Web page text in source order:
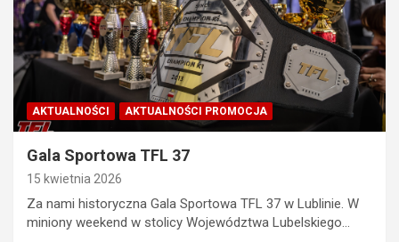
AKTUALNOŚCI AKTUALNOŚCI PROMOCJA
Gala Sportowa TFL 37
15 kwietnia 2026
Za nami historyczna Gala Sportowa TFL 37 w Lublinie. W
miniony weekend w stolicy Województwa Lubelskiego…